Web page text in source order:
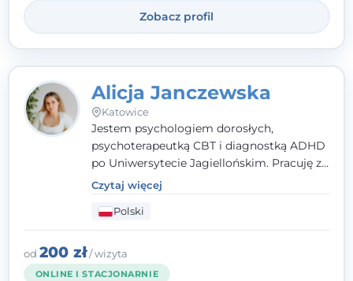
Zobacz profil
Alicja Janczewska
Katowice
Jestem psychologiem dorosłych,
psychoterapeutką CBT i diagnostką ADHD
po Uniwersytecie Jagiellońskim. Pracuję z
dorosłymi, młodzieżą i dziećmi, opierając
pomoc na zrozumieniu indywidualnych
potrzeb i więzi zbudowanej na zaufaniu.
Terapia to dla mnie bezpieczne miejsce, w
którym poczujesz się wysłuchany i
zrozumiany.
Czytaj więcej
Polski
od 200 zł/ wizyta
ONLINE I STACJONARNIE